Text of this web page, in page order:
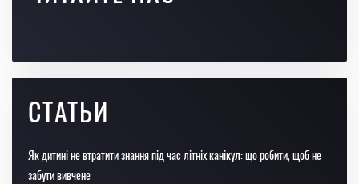
СТАТЬИ
Як дитині не втратити знання під час літніх канікул: що робити, щоб не
забути вивчене